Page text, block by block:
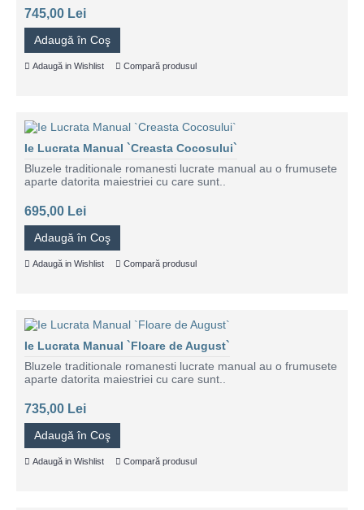
745,00 Lei
Adaugă în Coş
Adaugă in Wishlist Compară produsul
Ie Lucrata Manual `Creasta Cocosului`
Bluzele traditionale romanesti lucrate manual au o frumusete
aparte datorita maiestriei cu care sunt..
695,00 Lei
Adaugă în Coş
Adaugă in Wishlist Compară produsul
Ie Lucrata Manual `Floare de August`
Bluzele traditionale romanesti lucrate manual au o frumusete
aparte datorita maiestriei cu care sunt..
735,00 Lei
Adaugă în Coş
Adaugă in Wishlist Compară produsul